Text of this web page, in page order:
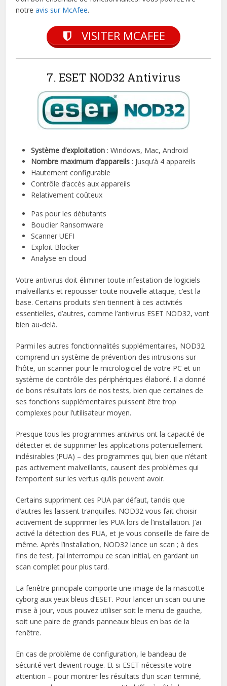
notreavis sur McAfee.
VISITER MCAFEE
7. ESET NOD32 Antivirus
Système d’exploitation : Windows, Mac, Android
Nombre maximum d’appareils : Jusqu’à 4 appareils
Hautement configurable
Contrôle d’accès aux appareils
Relativement coûteux
Pas pour les débutants
Bouclier Ransomware
Scanner UEFI
Exploit Blocker
Analyse en cloud
Votre antivirus doit éliminer toute infestation de logiciels
malveillants et repousser toute nouvelle attaque, c’est la
base. Certains produits s’en tiennent à ces activités
essentielles, d’autres, comme l’antivirus ESET NOD32, vont
bien au-delà.
Parmi les autres fonctionnalités supplémentaires, NOD32
comprend un système de prévention des intrusions sur
l’hôte, un scanner pour le micrologiciel de votre PC et un
système de contrôle des périphériques élaboré. Il a donné
de bons résultats lors de nos tests, bien que certaines de
ses fonctions supplémentaires puissent être trop
complexes pour l’utilisateur moyen.
Presque tous les programmes antivirus ont la capacité de
détecter et de supprimer les applications potentiellement
indésirables (PUA) – des programmes qui, bien que n’étant
pas activement malveillants, causent des problèmes qui
l’emportent sur les vertus qu’ils peuvent avoir.
Certains suppriment ces PUA par défaut, tandis que
d’autres les laissent tranquilles. NOD32 vous fait choisir
activement de supprimer les PUA lors de l’installation. J’ai
activé la détection des PUA, et je vous conseille de faire de
même. Après l’installation, NOD32 lance un scan ; à des
fins de test, j’ai interrompu ce scan initial, en gardant un
scan complet pour plus tard.
La fenêtre principale comporte une image de la mascotte
cyborg aux yeux bleus d’ESET. Pour lancer un scan ou une
mise à jour, vous pouvez utiliser soit le menu de gauche,
soit une paire de grands panneaux bleus en bas de la
fenêtre.
En cas de problème de configuration, le bandeau de
sécurité vert devient rouge. Et si ESET nécessite votre
attention – pour montrer les résultats d’un scan terminé,